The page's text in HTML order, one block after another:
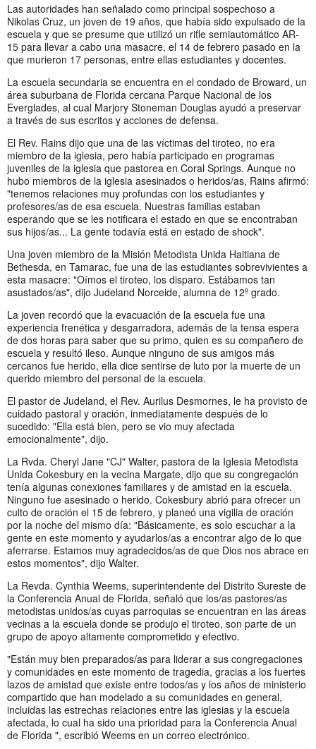
Las autoridades han señalado como principal sospechoso a
Nikolas Cruz, un joven de 19 años, que había sido expulsado de la
escuela y que se presume que utilizó un rifle semiautomático AR-
15 para llevar a cabo una masacre, el 14 de febrero pasado en la
que murieron 17 personas, entre ellas estudiantes y docentes.
La escuela secundaria se encuentra en el condado de Broward, un
área suburbana de Florida cercana Parque Nacional de los
Everglades, al cual Marjory Stoneman Douglas ayudó a preservar
a través de sus escritos y acciones de defensa.
El Rev. Rains dijo que una de las víctimas del tiroteo, no era
miembro de la iglesia, pero había participado en programas
juveniles de la iglesia que pastorea en Coral Springs. Aunque no
hubo miembros de la iglesia asesinados o heridos/as, Rains afirmó:
"tenemos relaciones muy profundas con los estudiantes y
profesores/as de esa escuela. Nuestras familias estaban
esperando que se les notificara el estado en que se encontraban
sus hijos/as... La gente todavía está en estado de shock".
Una joven miembro de la Misión Metodista Unida Haitiana de
Bethesda, en Tamarac, fue una de las estudiantes sobrevivientes a
esta masacre: "Oímos el tiroteo, los disparo. Estábamos tan
asustados/as", dijo Judeland Norceide, alumna de 12º grado.
La joven recordó que la evacuación de la escuela fue una
experiencia frenética y desgarradora, además de la tensa espera
de dos horas para saber que su primo, quien es su compañero de
escuela y resultó ileso. Aunque ninguno de sus amigos más
cercanos fue herido, ella dice sentirse de luto por la muerte de un
querido miembro del personal de la escuela.
El pastor de Judeland, el Rev. Aurilus Desmornes, le ha provisto de
cuidado pastoral y oración, inmediatamente después de lo
sucedido: "Ella está bien, pero se vio muy afectada
emocionalmente", dijo.
La Rvda. Cheryl Jane "CJ" Walter, pastora de la Iglesia Metodista
Unida Cokesbury en la vecina Margate, dijo que su congregación
tenía algunas conexiones familiares y de amistad en la escuela.
Ninguno fue asesinado o herido. Cokesbury abrió para ofrecer un
culto de oración el 15 de febrero, y planeó una vigilia de oración
por la noche del mismo día: "Básicamente, es solo escuchar a la
gente en este momento y ayudarlos/as a encontrar algo de lo que
aferrarse. Estamos muy agradecidos/as de que Dios nos abrace en
estos momentos", dijo Walter.
La Revda. Cynthia Weems, superintendente del Distrito Sureste de
la Conferencia Anual de Florida, señaló que los/as pastores/as
metodistas unidos/as cuyas parroquias se encuentran en las áreas
vecinas a la escuela donde se produjo el tiroteo, son parte de un
grupo de apoyo altamente comprometido y efectivo.
"Están muy bien preparados/as para liderar a sus congregaciones
y comunidades en este momento de tragedia, gracias a los fuertes
lazos de amistad que existe entre todos/as y los años de ministerio
compartido que han modelado a su comunidades en general,
incluidas las estrechas relaciones entre las iglesias y la escuela
afectada, lo cual ha sido una prioridad para la Conferencia Anual
de Florida ", escribió Weems en un correo electrónico.